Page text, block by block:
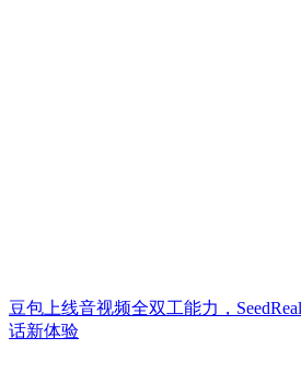
豆包上线音视频全双工能力，
话新体验